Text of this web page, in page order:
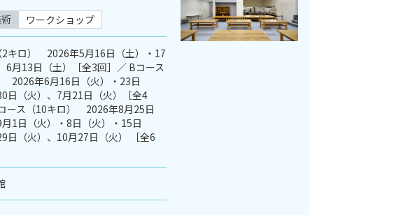
ワークショップ
2キロ） 2026年5月16日（土）・17
6月13日（土）［全3回］／ Bコース
2026年6月16日（火）・23日
日（火）、7月21日（火）［全4
ース（10キロ） 2026年8月25日
月1日（火）・8日（火）・15日
日（火）、10月27日（火） ［全6